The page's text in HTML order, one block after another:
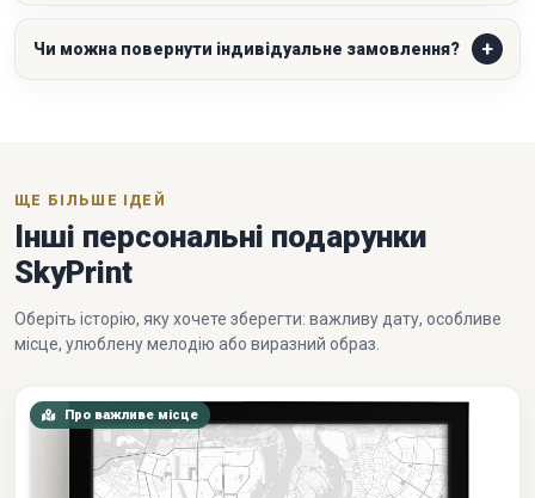
Чи можна повернути індивідуальне замовлення?
ЩЕ БІЛЬШЕ ІДЕЙ
Інші персональні подарунки
SkyPrint
Оберіть історію, яку хочете зберегти: важливу дату, особливе
місце, улюблену мелодію або виразний образ.
Про важливе місце